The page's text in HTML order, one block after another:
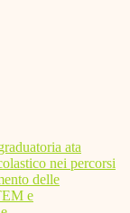
ata
nei percorsi
delle
e